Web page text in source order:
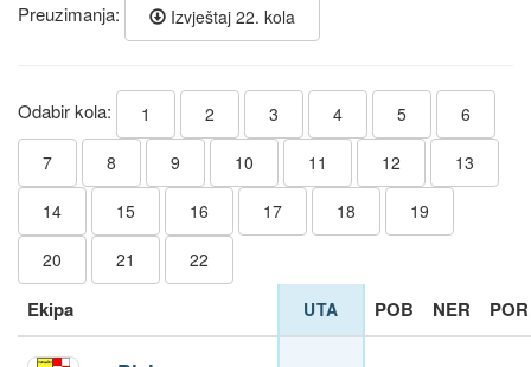
Preuzimanja: Izvještaj 22. kola
Odabir kola: 1 2 3 4 5 6
7 8 9 10 11 12 13
14 15 16 17 18 19
20 21 22
Ekipa UTA POB NER POR